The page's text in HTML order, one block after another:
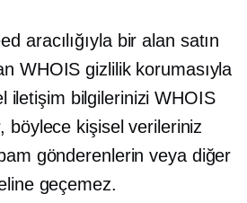
aracılığıyla bir alan satın
WHOIS gizlilik korumasıyla
iletişim bilgilerinizi WHOIS
böylece kişisel verileriniz
gönderenlerin veya diğer
geçemez.